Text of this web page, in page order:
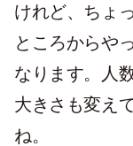
けれど、ちょ
ところからや
なります。人
大きさも変え
ね。